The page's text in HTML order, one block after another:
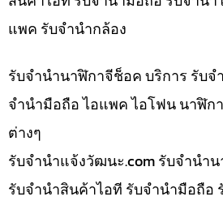
แพค รับจำนำกล้อง
รับจำนำนาฬิกาจีช็อค บริการ รับ
จำนำมือถือ ไอแพค ไอโฟน นาฬิก
ต่างๆ
รับจํานําแจ้งวัฒนะ.com รับจำนำ
รับจำนำสินค้าไอที รับจำนำมือถือ